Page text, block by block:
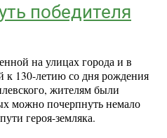
победителя
на улицах города и в
к 130-летию со дня рождения
жителям были
можно почерпнуть немало
героя-земляка.